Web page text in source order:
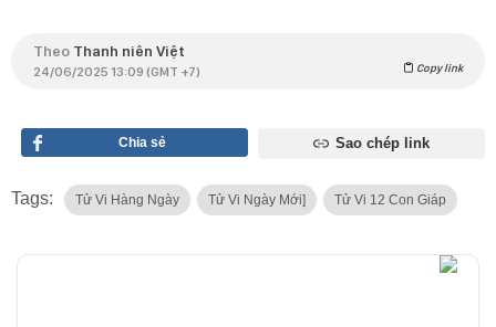
Theo Thanh niên Việt
24/06/2025 13:09 (GMT +7) Copy link
Chia sẻ Sao chép link
Tags: Tử Vi Hàng Ngày Tử Vi Ngày Mới] Tử Vi 12 Con Giáp